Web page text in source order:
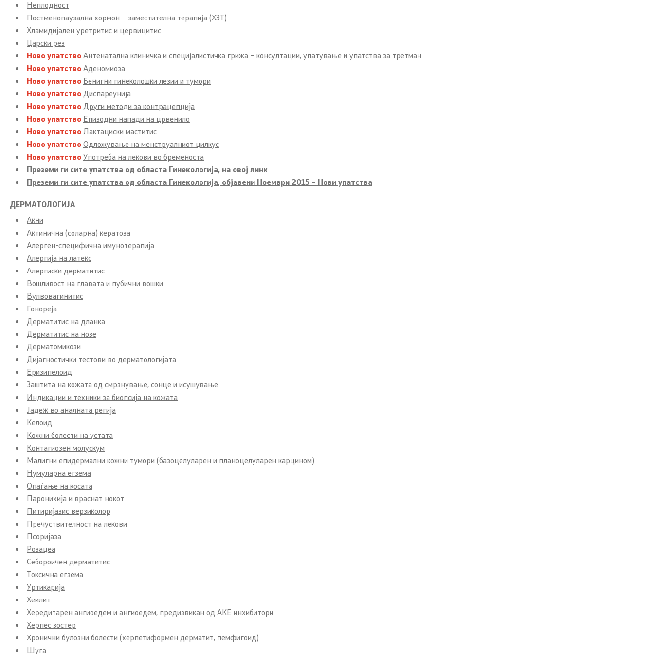
Неплодност
Постменопаузална хормон – заместителна терапија (ХЗТ)
Хламидијален уретритис и цервицитис
Царски рез
Ново упатствоАнтенатална клиничка и специјалистичка грижа – консултации, упатување и упатства за третман
Ново упатствоАденомиоза
Ново упатство Бенигни гинеколошки лезии и тумори
Ново упатство Диспареунија
Ново упатство Други методи за контрацепција
Ново упатство Епизодни напади на црвенило
Ново упатство Лактациски маститис
Ново упатствоОдложување на менструалниот цилкус
Ново упатствоУпотреба на лекови во бременоста
Преземи ги сите упатства од областa Гинекологија, на овој линк
Преземи ги сите упатства од областa Гинекологија, објавени Ноември 2015 – Нови упатства
ДЕРМАТОЛОГИЈА
Акни
Актинична (соларна) кератоза
Алерген-специфична имунотерапија
Алергија на латекс
Алергиски дерматитис
Вошливост на главата и пубични вошки
Вулвовагинитис
Гонореја
Дерматитис на дланка
Дерматитис на нозе
Дерматомикози
Дијагностички тестови во дерматологијата
Еризипелоид
Заштита на кожата од смрзнување, сонце и исушување
Индикации и техники за биопсија на кожата
Јадеж во аналната регија
Келоид
Кожни болести на устата
Контагиозен молускум
Малигни епидермални кожни тумори (базоцелуларен и планоцелуларен карцином)
Нумуларна егзема
Опаѓање на косата
Паронихија и враснат нокот
Питиријазис верзиколор
Пречуствителност на лекови
Псоријаза
Розацеа
Себороичен дерматитис
Токсична егзема
Уртикарија
Хеилит
Хередитарен ангиоедем и ангиоедем, предизвикан од AKE инхибитори
Херпес зостер
Хронични булозни болести (херпетиформен дерматит, пемфигоид)
Шуга